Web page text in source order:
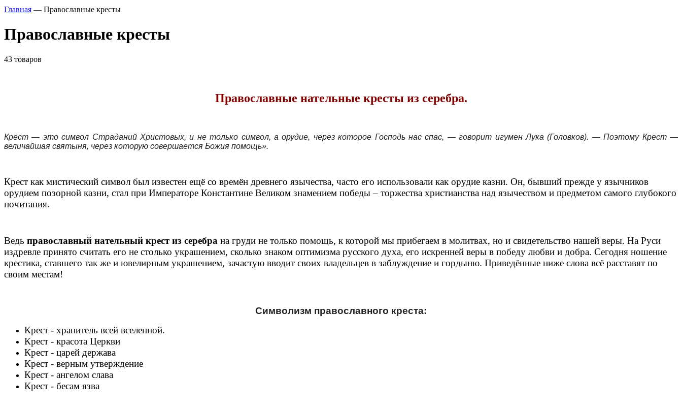
Главная — Православные кресты
Православные кресты
43 товаров
Православные нательные кресты из серебра.
Крест — это символ Страданий Христовых, и не только символ, а орудие, через которое Господь нас спас, — говорит игумен Лука (Головков). — Поэтому Крест —
величайшая святыня, через которую совершается Божия помощь».
Крест как мистический символ был известен ещё со времён древнего язычества, часто его использовали как орудие казни. Он, бывший прежде у язычников
орудием позорной казни, стал при Императоре Константине Великом знамением победы – торжества христианства над язычеством и предметом самого глубокого
почитания.
Ведь православный нательный крест из серебра на груди не только помощь, к которой мы прибегаем в молитвах, но и свидетельство нашей веры. На Руси
издревле принято считать его не столько украшением, сколько знаком оптимизма русского духа, его искренней веры в победу любви и добра. Сегодня ношение
крестика, ставшего так же и ювелирным украшением, зачастую вводит своих владельцев в заблуждение и гордыню. Приведённые ниже слова всё расставят по
своим местам!
Символизм православного креста:
Крест - хранитель всей вселенной.
Крест - красота Церкви
Крест - царей держава
Крест - верным утверждение
Крест - ангелом слава
Крест - бесам язва